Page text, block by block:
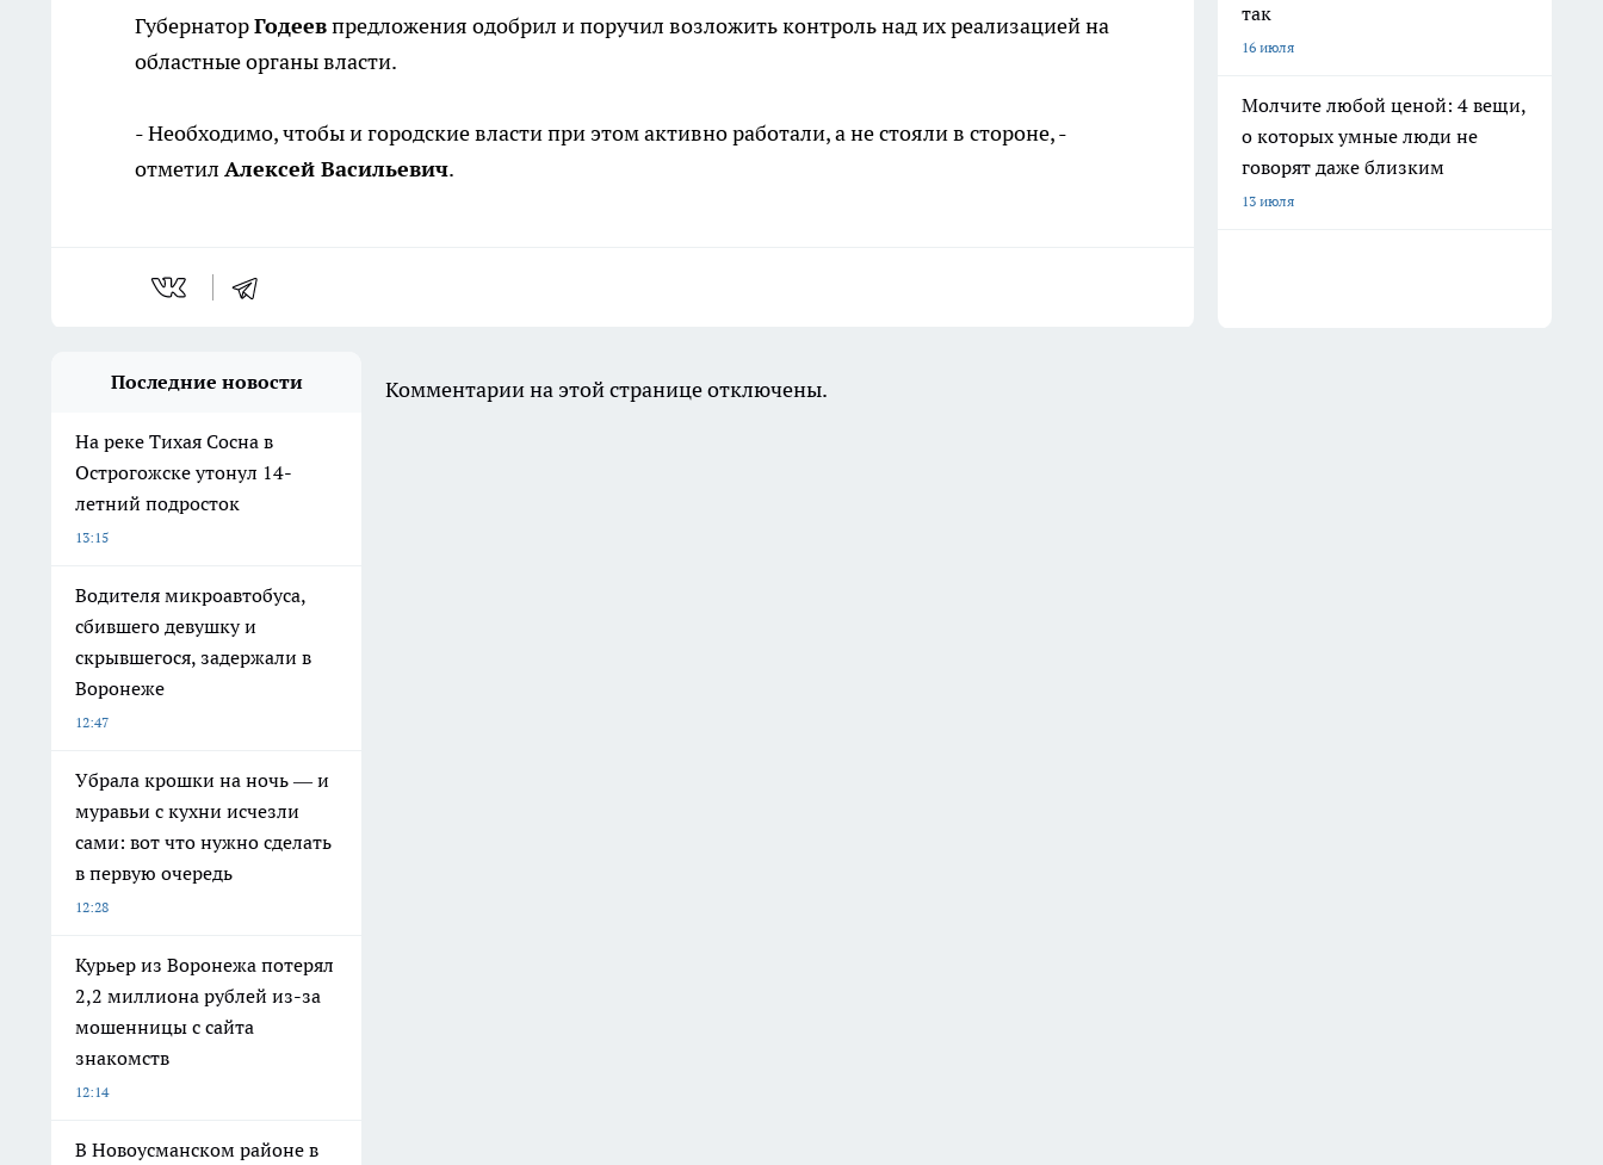
ГубернаторГодеевпредложения одобрил и поручил возложить контроль над их реализацией на
областные органы власти.
- Необходимо, чтобы и городские власти при этом активно работали, а не стояли в стороне, -
отметил Алексей Васильевич.
так
16 июля
Молчите любой ценой: 4 вещи,
о которых умные люди не
говорят даже близким
13 июля
Последние новости
На реке Тихая Сосна в
Острогожске утонул 14-
летний подросток
13:15
Водителя микроавтобуса,
сбившего девушку и
скрывшегося, задержали в
Воронеже
12:47
Убрала крошки на ночь — и
муравьи с кухни исчезли
сами: вот что нужно сделать
в первую очередь
12:28
Курьер из Воронежа потерял
2,2 миллиона рублей из-за
мошенницы с сайта
знакомств
12:14
В Новоусманском районе в
Комментарии на этой странице отключены.